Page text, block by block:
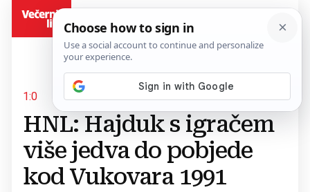
1:0
HNL: Hajduk s igračem
više jedva do pobjede
kod Vukovara 1991